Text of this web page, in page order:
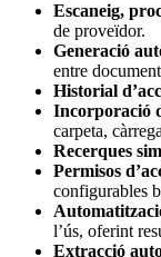
Escaneig,
de proveïdor.
Generació
entre
Historial
Incorporació
carpeta,
Recerques
Permisos
configurables
l’ús, oferint
Extracció